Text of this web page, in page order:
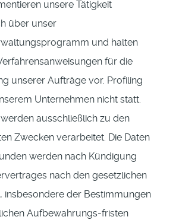
unsere Tätigkeit
über unser
und halten
für die
unserer Aufträge vor. Profiling
Unternehmen nicht statt.
werden ausschließlich zu den
Zwecken verarbeitet. Die Daten
werden nach Kündigung
nach den gesetzlichen
insbesondere der Bestimmungen
Aufbewahrungs-fristen